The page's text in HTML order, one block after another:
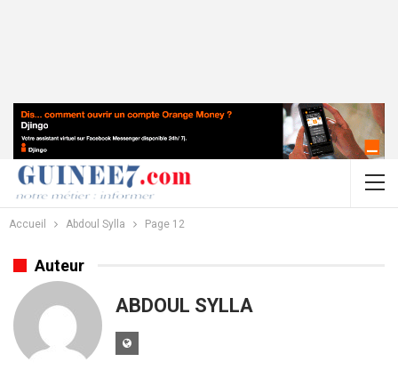
Accueil Abdoul Sylla Page 12
Auteur
ABDOUL SYLLA